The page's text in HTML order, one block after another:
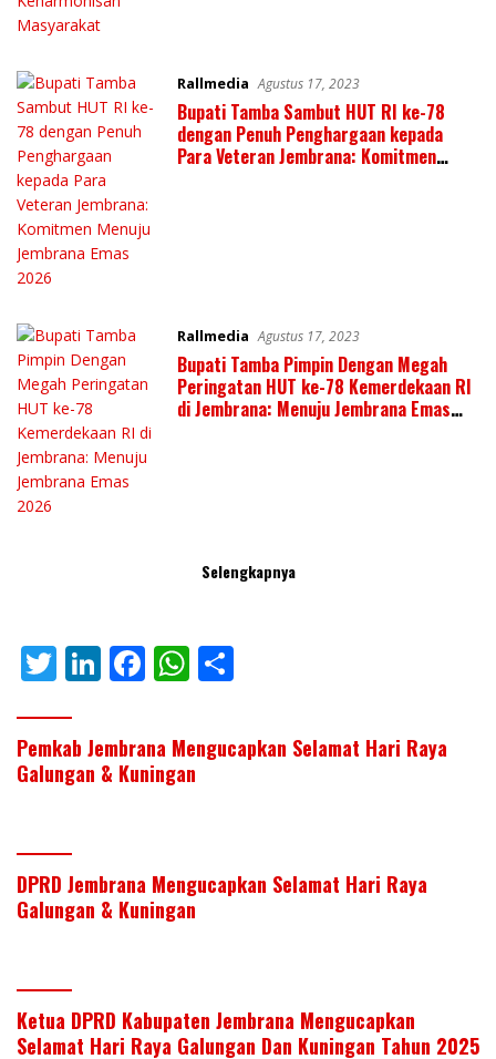
Rallmedia Agustus 17, 2023
Bupati Tamba Sambut HUT RI ke-78
dengan Penuh Penghargaan kepada
Para Veteran Jembrana: Komitmen
Rallmedia Agustus 17, 2023
Bupati Tamba Pimpin Dengan Megah
Peringatan HUT ke-78 Kemerdekaan RI
di Jembrana: Menuju Jembrana Emas
Selengkapnya
T
itt
er
Li
k
e
F
e
b
k
W
at
s
p
ar
e
Pemkab Jembrana Mengucapkan Selamat Hari Raya
Galungan & Kuningan
DPRD Jembrana Mengucapkan Selamat Hari Raya
Galungan & Kuningan
Ketua DPRD Kabupaten Jembrana Mengucapkan
Selamat Hari Raya Galungan Dan Kuningan Tahun 2025